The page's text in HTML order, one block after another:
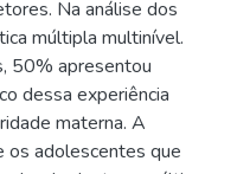
Na análise dos
múltipla multinível.
50% apresentou
dessa experiência
materna. A
os adolescentes que